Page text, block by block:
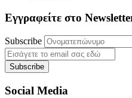
Εγγραφείτε στο
Subscribe
Social Media